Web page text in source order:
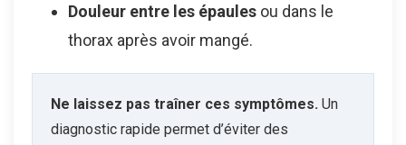
Douleur entre les épaules ou dans le
thorax après avoir mangé.
Ne laissez pas traîner ces symptômes. Un
diagnostic rapide permet d’éviter des